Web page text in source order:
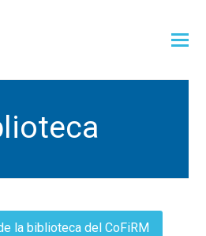
la biblioteca del CoFiRM